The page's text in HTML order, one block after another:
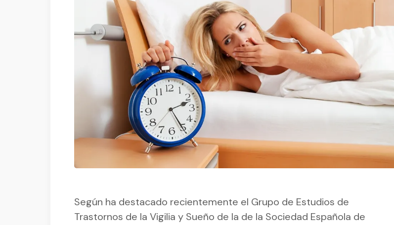
Según ha destacado recientemente el Grupo de Estudios de
Trastornos de la Vigilia y Sueño de la de la Sociedad Española de